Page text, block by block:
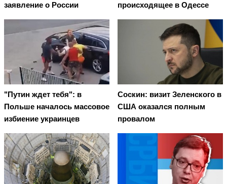
заявление о России
происходящее в Одессе
"Путин ждет тебя": в
Польше началось массовое
избиение украинцев
Соскин: визит Зеленского в
США оказался полным
провалом